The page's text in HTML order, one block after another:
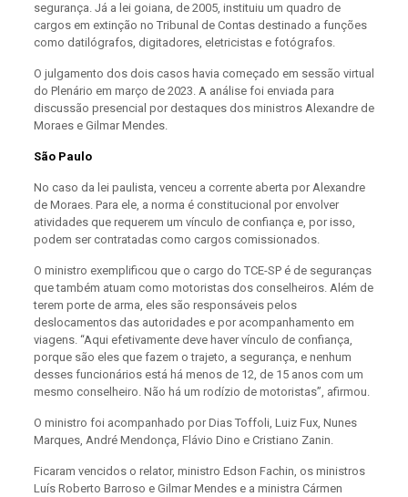
segurança. Já a lei goiana, de 2005, instituiu um quadro de
cargos em extinção no Tribunal de Contas destinado a funções
como datilógrafos, digitadores, eletricistas e fotógrafos.
O julgamento dos dois casos havia começado em sessão virtual
do Plenário em março de 2023. A análise foi enviada para
discussão presencial por destaques dos ministros Alexandre de
Moraes e Gilmar Mendes.
São Paulo
No caso da lei paulista, venceu a corrente aberta por Alexandre
de Moraes. Para ele, a norma é constitucional por envolver
atividades que requerem um vínculo de confiança e, por isso,
podem ser contratadas como cargos comissionados.
O ministro exemplificou que o cargo do TCE-SP é de seguranças
que também atuam como motoristas dos conselheiros. Além de
terem porte de arma, eles são responsáveis pelos
deslocamentos das autoridades e por acompanhamento em
viagens. “Aqui efetivamente deve haver vínculo de confiança,
porque são eles que fazem o trajeto, a segurança, e nenhum
desses funcionários está há menos de 12, de 15 anos com um
mesmo conselheiro. Não há um rodízio de motoristas”, afirmou.
O ministro foi acompanhado por Dias Toffoli, Luiz Fux, Nunes
Marques, André Mendonça, Flávio Dino e Cristiano Zanin.
Ficaram vencidos o relator, ministro Edson Fachin, os ministros
Luís Roberto Barroso e Gilmar Mendes e a ministra Cármen